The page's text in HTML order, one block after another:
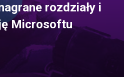
rozdziały i
Microsoftu